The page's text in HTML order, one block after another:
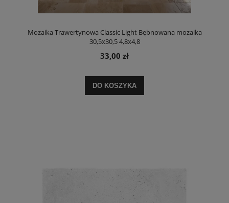
Mozaika Trawertynowa Classic Light Bębnowana mozaika
30,5x30,5 4,8x4,8
33,00 zł
DO KOSZYKA